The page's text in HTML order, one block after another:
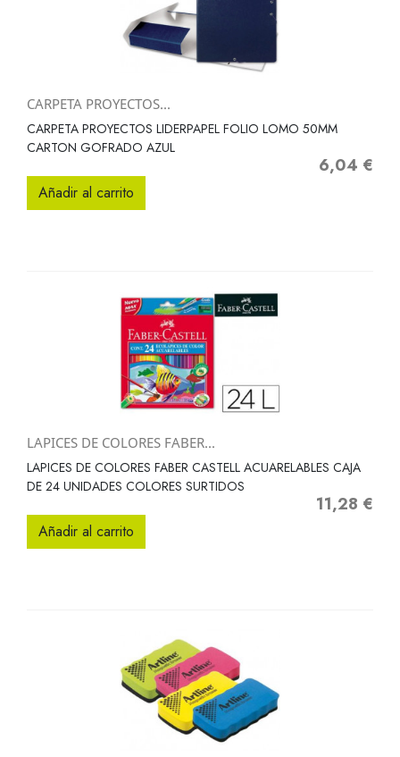
CARPETA PROYECTOS...
CARPETA PROYECTOS LIDERPAPEL FOLIO LOMO 50MM
CARTON GOFRADO AZUL
Precio
6,04 €
Añadir al carrito
LAPICES DE COLORES FABER...
LAPICES DE COLORES FABER CASTELL ACUARELABLES CAJA
DE 24 UNIDADES COLORES SURTIDOS
Precio
11,28 €
Añadir al carrito